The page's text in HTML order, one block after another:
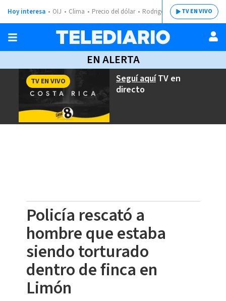
Hoy interesa OIJ Clima Precio del dólar Rodrigo ChavesTV EN VIVO
EN ALERTA
Seguí aquíTV en
directo
TV EN VIVO
Policía rescató a
hombre que estaba
siendo torturado
dentro de finca en
Limón